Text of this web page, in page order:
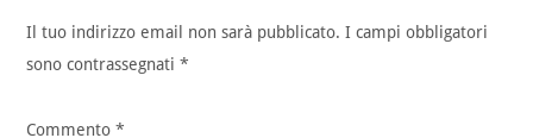
Il tuo indirizzo email non sarà pubblicato. I campi obbligatori
sono contrassegnati*
Commento*